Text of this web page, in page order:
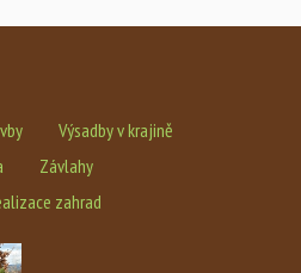
Výsadby v krajině
Závlahy
zahrad